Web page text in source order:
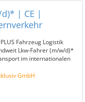
| CE |
Fahrzeug Logistik
Lkw-Fahrer (m/w/d)*
im internationalen
GmbH